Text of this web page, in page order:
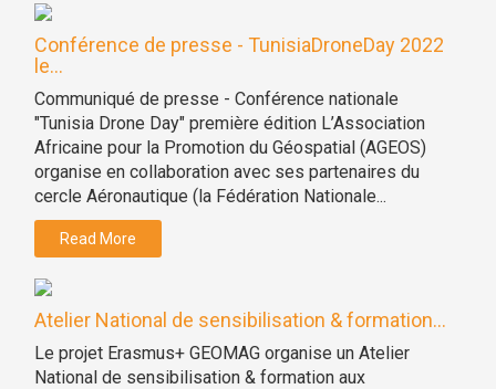
Conférence de presse - TunisiaDroneDay 2022
le...
Communiqué de presse - Conférence nationale
"Tunisia Drone Day" première édition L’Association
Africaine pour la Promotion du Géospatial (AGEOS)
organise en collaboration avec ses partenaires du
cercle Aéronautique (la Fédération Nationale...
Read More
Atelier National de sensibilisation & formation...
Le projet Erasmus+ GEOMAG organise un Atelier
National de sensibilisation & formation aux